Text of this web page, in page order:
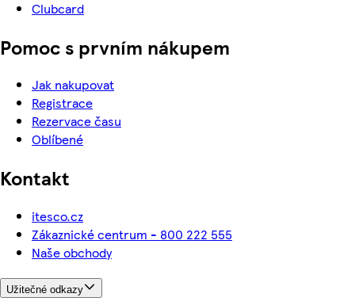
Clubcard
Pomoc s prvním nákupem
Jak nakupovat
Registrace
Rezervace času
Oblíbené
Kontakt
itesco.cz
Zákaznické centrum - 800 222 555
Naše obchody
Užitečné odkazy